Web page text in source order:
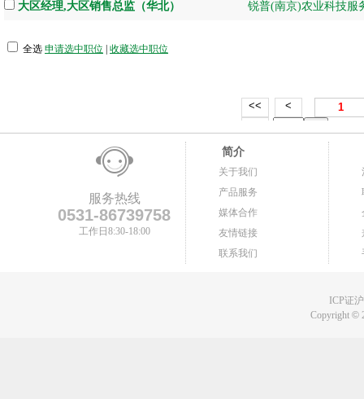
大区经理,大区销售总监（华北） 锐普(南京)农业科技服
全选 申请选中职位 收藏选中职位
<< <
1
服务热线
0531-86739758
工作日8:30-18:00
简介
关于我们
产品服务
媒体合作
友情链接
联系我们
ICP证
Copyright ©